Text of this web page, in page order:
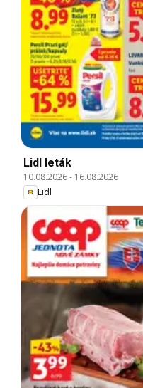
Lidl leták
10.08.2026- 16.08.2026
Lidl